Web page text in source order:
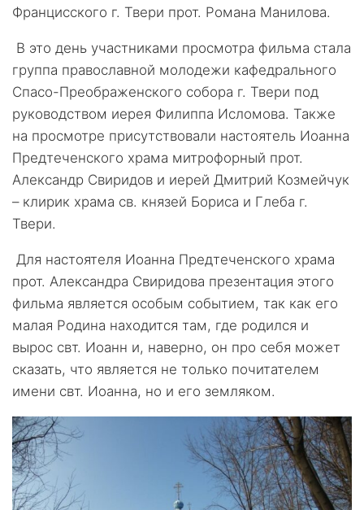
Францисского г. Твери прот. Романа Манилова.
В это день участниками просмотра фильма стала
группа православной молодежи кафедрального
Спасо-Преображенского собора г. Твери под
руководством иерея Филиппа Исломова. Также
на просмотре присутствовали настоятель Иоанна
Предтеченского храма митрофорный прот.
Александр Свиридов и иерей Дмитрий Козмейчук
– клирик храма св. князей Бориса и Глеба г.
Твери.
Для настоятеля Иоанна Предтеченского храма
прот. Александра Свиридова презентация этого
фильма является особым событием, так как его
малая Родина находится там, где родился и
вырос свт. Иоанн и, наверно, он про себя может
сказать, что является не только почитателем
имени свт. Иоанна, но и его земляком.